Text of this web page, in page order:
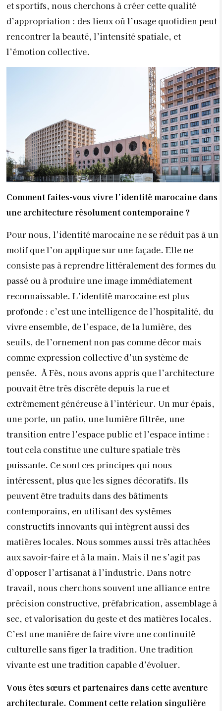
et sportifs, nous cherchons à créer cette qualité
d’appropriation : des lieux où l’usage quotidien peut
rencontrer la beauté, l’intensité spatiale, et
l’émotion collective.
Comment faites-vous vivre l’identité marocaine dans
une architecture résolument contemporaine ?
Pour nous, l’identité marocaine ne se réduit pas à un
motif que l’on applique sur une façade. Elle ne
consiste pas à reprendre littéralement des formes du
passé ou à produire une image immédiatement
reconnaissable. L’identité marocaine est plus
profonde : c’est une intelligence de l’hospitalité, du
vivre ensemble, de l’espace, de la lumière, des
seuils, de l’ornement non pas comme décor mais
comme expression collective d’un système de
pensée. À Fès, nous avons appris que l’architecture
pouvait être très discrète depuis la rue et
extrêmement généreuse à l’intérieur. Un mur épais,
une porte, un patio, une lumière filtrée, une
transition entre l’espace public et l’espace intime :
tout cela constitue une culture spatiale très
puissante. Ce sont ces principes qui nous
intéressent, plus que les signes décoratifs. Ils
peuvent être traduits dans des bâtiments
contemporains, en utilisant des systèmes
constructifs innovants qui intègrent aussi des
matières locales. Nous sommes aussi très attachées
aux savoir-faire et à la main. Mais il ne s’agit pas
d’opposer l’artisanat à l’industrie. Dans notre
travail, nous cherchons souvent une alliance entre
précision constructive, préfabrication, assemblage à
sec, et valorisation du geste et des matières locales.
C’est une manière de faire vivre une continuité
culturelle sans figer la tradition. Une tradition
vivante est une tradition capable d’évoluer.
Vous êtes sœurs et partenaires dans cette aventure
architecturale. Comment cette relation singulière